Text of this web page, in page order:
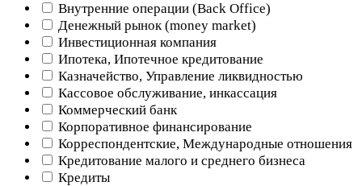
Внутренние операции (Back Office)
Денежный рынок (money market)
Инвестиционная компания
Ипотека, Ипотечное кредитование
Казначейство, Управление ликвидностью
Кассовое обслуживание, инкассация
Коммерческий банк
Корпоративное финансирование
Корреспондентские, Международные отношения
Кредитование малого и среднего бизнеса
Кредиты